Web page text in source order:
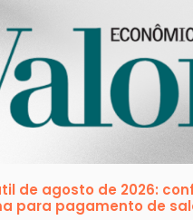
de agosto de 2026:
para pagamento de